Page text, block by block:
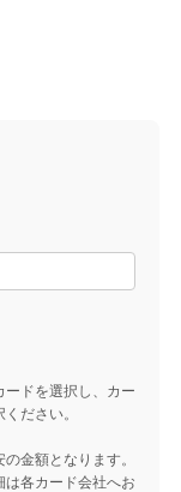
ードを選択し、カー
ださい。
金額となります。
各カード会社へお